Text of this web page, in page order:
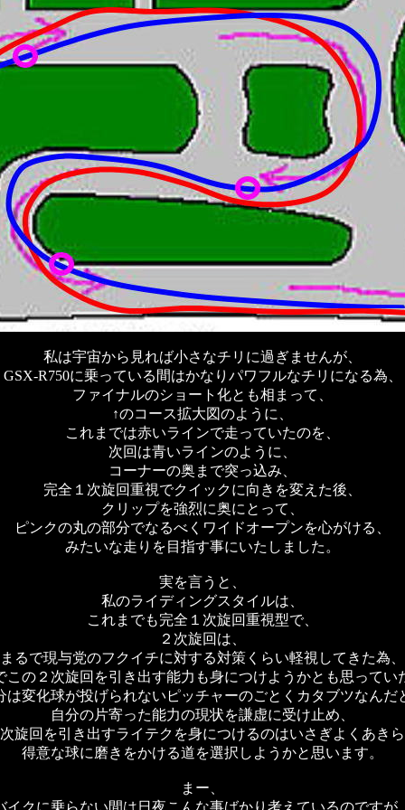
私は宇宙から見れば小さなチリに過ぎませんが、
GSX-R750に乗っている間はかなりパワフルなチリになる為、
ファイナルのショート化とも相まって、
↑のコース拡大図のように、
これまでは赤いラインで走っていたのを、
次回は青いラインのように、
コーナーの奥まで突っ込み、
完全１次旋回重視でクイックに向きを変えた後、
クリップを強烈に奥にとって、
ピンクの丸の部分でなるべくワイドオープンを心がける、
みたいな走りを目指す事にいたしました。
実を言うと、
私のライディングスタイルは、
これまでも完全１次旋回重視型で、
２次旋回は、
まるで現与党のフクイチに対する対策くらい軽視してきた為、
この２次旋回を引き出す能力も身につけようかとも思ってい
は変化球が投げられないピッチャーのごとくカタブツなんだ
自分の片寄った能力の現状を謙虚に受け止め、
旋回を引き出すライテクを身につけるのはいさぎよくあき
得意な球に磨きをかける道を選択しようかと思います。
まー、
イクに乗らない間は日夜こんな事ばかり考えているのですが